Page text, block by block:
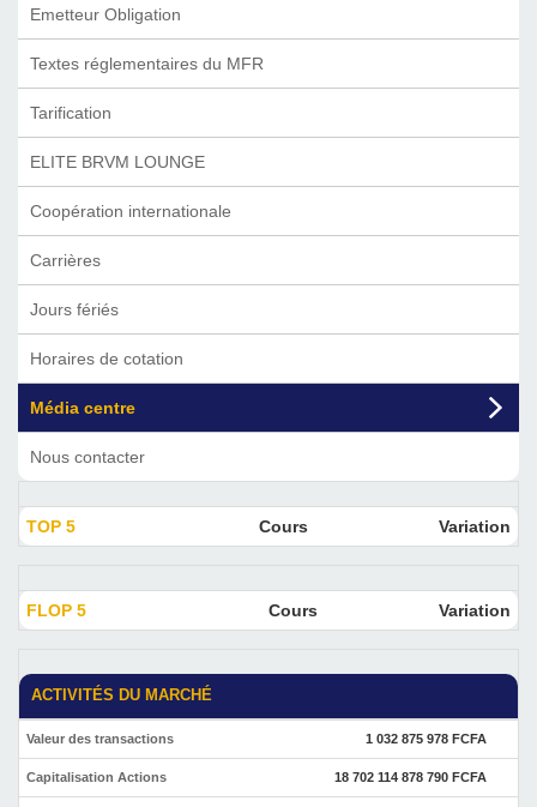
Emetteur Obligation
Textes réglementaires du MFR
Tarification
ELITE BRVM LOUNGE
Coopération internationale
Carrières
Jours fériés
Horaires de cotation
Média centre
Nous contacter
TOP 5 Cours Variation
FLOP 5 Cours Variation
ACTIVITÉS DU MARCHÉ
Valeur des transactions 1 032 875 978 FCFA
Capitalisation Actions 18 702 114 878 790 FCFA